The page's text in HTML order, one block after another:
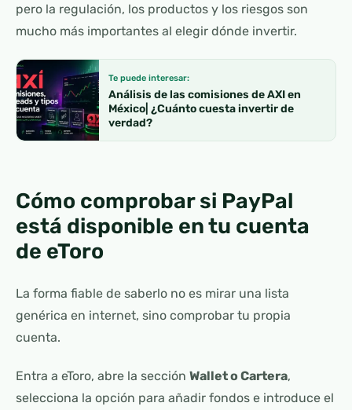
pero la regulación, los productos y los riesgos son
mucho más importantes al elegir dónde invertir.
Te puede interesar:
Análisis de las comisiones de AXI en
México| ¿Cuánto cuesta invertir de
verdad?
Cómo comprobar si PayPal
está disponible en tu cuenta
de eToro
La forma fiable de saberlo no es mirar una lista
genérica en internet, sino comprobar tu propia
cuenta.
Entra a eToro, abre la sección Wallet o Cartera,
selecciona la opción para añadir fondos e introduce el